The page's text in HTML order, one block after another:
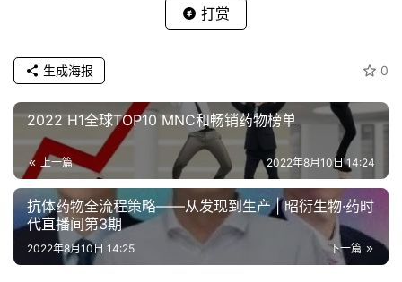
打赏
0
生成海报
2022 H1全球TOP10 MNC和畅销药物榜单
上一篇 2022年8月10日 14:24
抗体药物全流程策略——从发现到生产 | 昭衍生物·药时
代直播间第3期
下一篇
2022年8月10日 14:25